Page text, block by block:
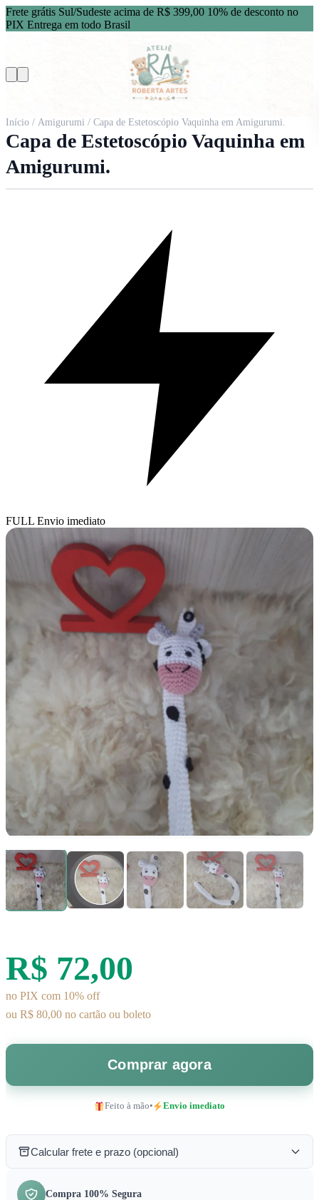
Frete grátis Sul/Sudeste acima de R$ 399,00 10% de desconto no
PIX Entrega em todo Brasil
Início / Amigurumi / Capa de Estetoscópio Vaquinha em Amigurumi.
Capa de Estetoscópio Vaquinha em
Amigurumi.
FULL Envio imediato
R$ 72,00
no PIX com 10% off
ou R$ 80,00 no cartão ou boleto
Calcular frete e prazo (opcional)
Comprar agora
Feito à mão• Envio imediato
Compra 100% Segura